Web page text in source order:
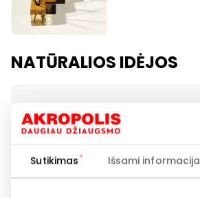
Sutikimas Išsami informacija
NATŪRALIOS IDĖJOS
Darbo laikas
I-VII 10:00 – 21:00
Svetainės adresas
https://www.naturaliosidejos.lt